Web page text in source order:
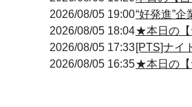
2026/08/05 19:00“好発進”
2026/08/05 18:04★本日の【
2026/08/05 17:33[PTS]ナイ
2026/08/05 16:35★本日の【